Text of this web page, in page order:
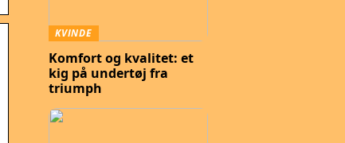
KVINDE
Komfort og kvalitet: et
kig på undertøj fra
triumph